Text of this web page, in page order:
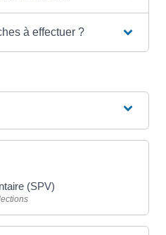
à effectuer ?
(SPV)